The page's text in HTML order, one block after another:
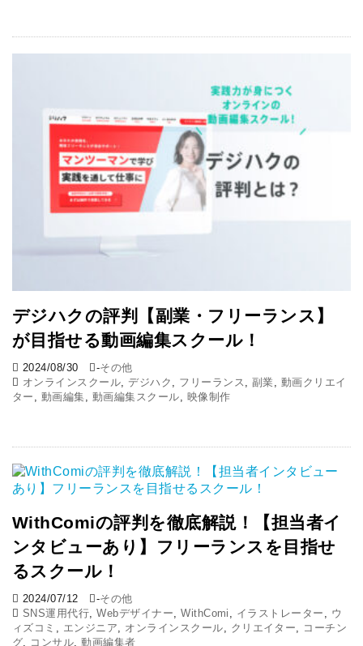
デジハクの評判【副業・フリーランス】
が目指せる動画編集スクール！
2024/08/30 -その他
オンラインスクール ,デジハク フリーランス ,副業
動画クリエイ
ター
動画編集 動画編集スクール 映像制作
WithComiの評判を徹底解説！【担当者イ
ンタビューあり】フリーランスを目指せ
るスクール！
2024/07/12 -その他
SNS運用代行 ,Webデザイナー ,WithComi イラストレーター
ウ
ィズコミ
エンジニア オンラインスクール クリエイター
コーチン
グ
コンサル ,動画編集者